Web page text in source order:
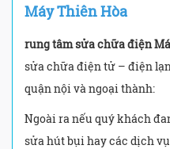
Máy Thiên Hòa
rung tâm sửa chữa điện
sửa chữa điện tử – điện
quận nội và ngoại thành:
Ngoài ra nếu quý khách
sửa hút bụi hay các dịch